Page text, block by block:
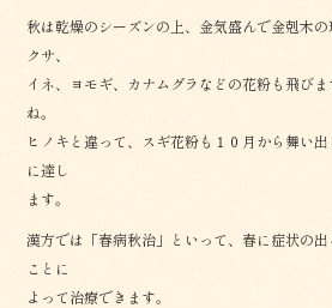
秋は乾燥のシーズンの上、金気盛んで金剋木
クサ、
イネ、ヨモギ、カナムグラなどの花粉も飛び
ね。
ヒノキと違って、スギ花粉も１０月から舞い
に達し
ます。
漢方では「春病秋治」といって、春に症状の
ことに
よって治療できます。